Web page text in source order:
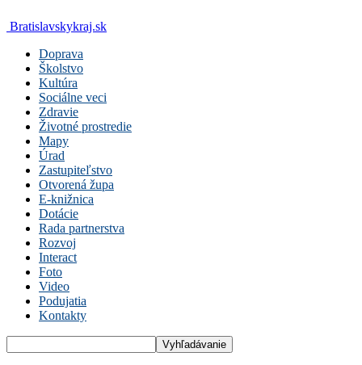
Bratislavskykraj.sk
Doprava
Školstvo
Kultúra
Sociálne veci
Zdravie
Životné prostredie
Mapy
Úrad
Zastupiteľstvo
Otvorená župa
E-knižnica
Dotácie
Rada partnerstva
Rozvoj
Interact
Foto
Video
Podujatia
Kontakty